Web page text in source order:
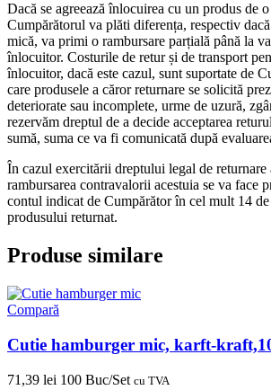
Dacă se agreează înlocuirea cu un produs de
Cumpărătorul va plăti diferența, respectiv
mică, va primi o rambursare parțială până la
înlocuitor. Costurile de retur și de transport
înlocuitor, dacă este cazul, sunt suportate de
care produsele a căror returnare se solicită
deteriorate sau incomplete, urme de uzură,
rezervăm dreptul de a decide acceptarea
sumă, suma ce va fi comunicată după
În cazul exercitării dreptului legal de returnare
rambursarea contravalorii acestuia se va face
contul indicat de Cumpărător în cel mult 14
produsului returnat.
Produse similare
Compară
Cutie hamburger mic, karft-
71,39 lei 100 Buc/Set cu TVA